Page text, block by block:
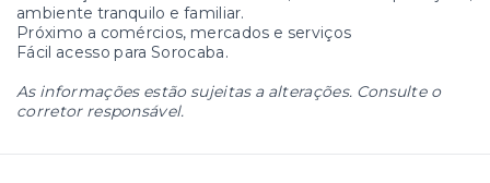
ambiente tranquilo e familiar.
Próximo a comércios, mercados e serviços
Fácil acesso para Sorocaba.
As informações estão sujeitas a alterações. Consulte o
corretor responsável.